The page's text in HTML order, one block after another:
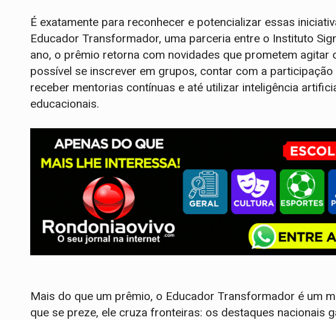
É exatamente para reconhecer e potencializar essas
Educador Transformador, uma parceria entre o Instituto
ano, o prêmio retorna com novidades que prometem agitar
possível se inscrever em grupos, contar com a
receber mentorias contínuas e até utilizar inteligência
educacionais.
Mais do que um prêmio, o Educador Transformador é um
que se preze, ele cruza fronteiras: os destaques nacionais